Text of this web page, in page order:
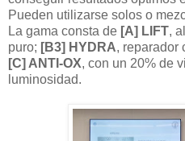
Pueden utilizarse solos o
La gama consta de [A] LIFT,
puro; [B3] HYDRA, reparador
[C] ANTI-OX, con un 20% de
luminosidad.